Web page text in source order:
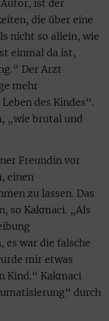
ist der
die über eine
nicht so allein, wie
einmal da ist,
Der Arzt
mehr
des Kindes“.
„wie brutal und
Freundin vor
einen
zu lassen. Das
so Kakmaci. „Als
es war die falsche
mir etwas
Kind.“ Kakmaci
durch